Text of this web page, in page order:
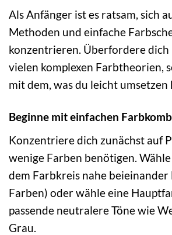
Als Anfänger ist es ratsam, sich
Methoden und einfache
konzentrieren. Überfordere dich
vielen komplexen Farbtheorien,
mit dem, was du leicht umsetzen
Beginne mit einfachen
Konzentriere dich zunächst auf
wenige Farben benötigen.
dem Farbkreis nahe beieinander
Farben) oder wähle eine
passende neutralere Töne wie
Grau.